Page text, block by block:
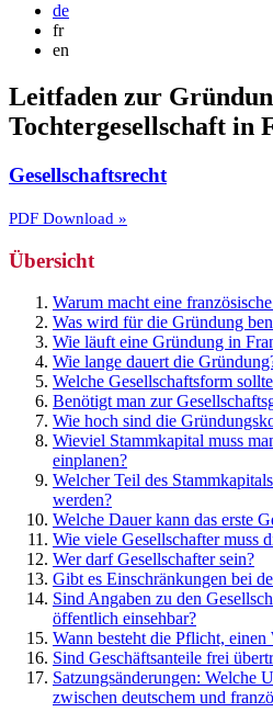
de
fr
en
Leitfaden zur
Tochtergesellschaft in
Gesellschaftsrecht
PDF Download »
Übersicht
Warum macht eine
Was wird für die Gründung
Wie läuft eine Gründung in
Wie lange dauert die
Welche Gesellschaftsform
Benötigt man zur
Wie hoch sind die
Wieviel Stammkapital muss
einplanen?
Welcher Teil des
werden?
Welche Dauer kann das erste
Wie viele Gesellschafter muss
Wer darf Gesellschafter sein?
Gibt es Einschränkungen bei
Sind Angaben zu den
öffentlich einsehbar?
Wann besteht die Pflicht,
Sind Geschäftsanteile frei
Satzungsänderungen: Welche
zwischen deutschem und